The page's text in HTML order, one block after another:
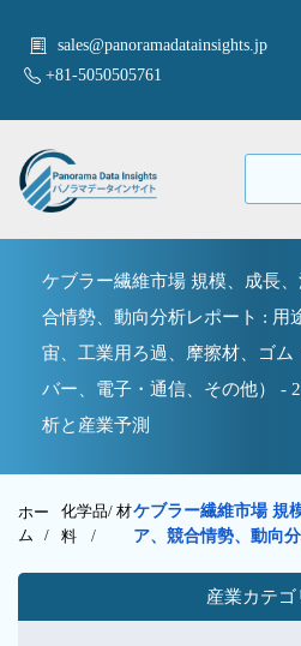
sales@panoramadatainsights.jp
+81-5050505761
ケブラー繊維市場 規模、成長
合情勢、動向分析レポート : 用
宙、工業用ろ過、摩擦材、ゴム
バー、電子・通信、その他） -
析と産業予測
ホー
ム /
化学品/ 材
料 /
ケブラー繊維市場 規
ア、競合情勢、動向
産業カテゴ